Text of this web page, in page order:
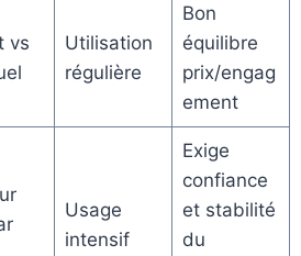
vs
Utilisation
régulière
Bon
équilibre
prix/engag
ement
Usage
intensif
Exige
confiance
et stabilité
du